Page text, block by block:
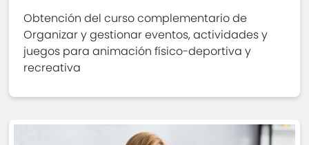
Obtención del curso complementario de
Organizar y gestionar eventos, actividades y
juegos para animación físico-deportiva y
recreativa